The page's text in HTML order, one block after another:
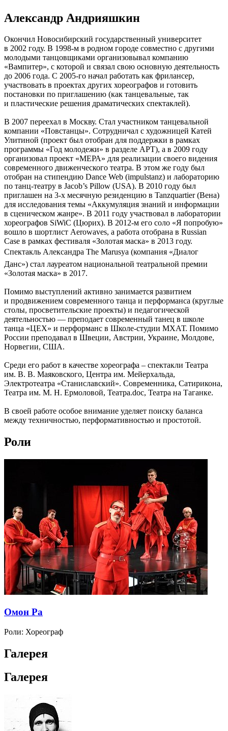
Александр Андрияшкин
Окончил Новосибирский государственный университет
в 2002 году. В 1998-м в родном городе совместно с другими
молодыми танцовщиками организовывал компанию
«Вампитер», с которой и связал свою основную деятельность
до 2006 года. С 2005-го начал работать как фрилансер,
участвовать в проектах других хореографов и готовить
постановки по приглашению (как танцевальные, так
и пластические решения драматических спектаклей).
В 2007 переехал в Москву. Стал участником танцевальной
компании «Повстанцы». Сотрудничал с художницей Катей
Улитиной (проект был отобран для поддержки в рамках
программы «Год молодежи» в разделе АРТ), а в 2009 году
организовал проект «МЕРА» для реализации своего видения
современного движенческого театра. В этом же году был
отобран на стипендию Dance Web (impulstanz) и лабораторию
по танц-театру в Jacob’s Pillow (USA). В 2010 году был
приглашен на 3-х месячную резиденцию в Tanzquartier (Вена)
для исследования темы «Аккумуляция знаний и информации
в сценическом жанре». В 2011 году участвовал в лаборатории
хореографов SiWiС (Цюрих). В 2012-м его соло «Я попробую»
вошло в шортлист Aerowaves, а работа отобрана в Russian
Case в рамках фестиваля «Золотая маска» в 2013 году.
Спектакль Александра The Marusya (компания «Диалог
Данс») стал лауреатом национальной театральной премии
«Золотая маска» в 2017.
Помимо выступлений активно занимается развитием
и продвижением современного танца и перформанса (круглые
столы, просветительские проекты) и педагогической
деятельностью — преподает современный танец в школе
танца «ЦЕХ» и перформанс в Школе-студии МХАТ. Помимо
России преподавал в Швеции, Австрии, Украине, Молдове,
Норвегии, США.
Среди его работ в качестве хореографа – спектакли Театра
им. В. В. Маяковского, Центра им. Мейерхальда,
Электротеатра «Станиславский». Современника, Сатирикона,
Театра им. М. Н. Ермоловой, Театра.doc, Театра на Таганке.
В своей работе особое внимание уделяет поиску баланса
между техничностью, перформативностью и простотой.
Роли
Омон Ра
Роли: Хореограф
Галерея
Галерея